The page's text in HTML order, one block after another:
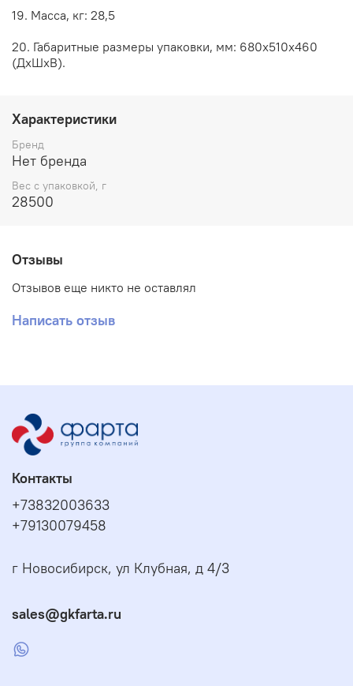
19. Масса, кг: 28,5
20. Габаритные размеры упаковки, мм: 680х510х460
(ДхШхВ).
Характеристики
Бренд
Нет бренда
Вес с упаковкой, г
28500
Отзывы
Отзывов еще никто не оставлял
Написать отзыв
Контакты
+73832003633
+79130079458
г Новосибирск, ул Клубная, д 4/3
sales@gkfarta.ru